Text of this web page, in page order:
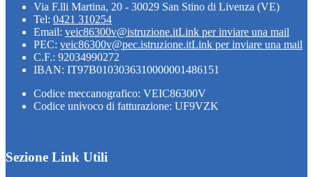
Via F.lli Martina, 20 - 30029 San Stino di Livenza (VE)
Tel: 0421 310254
Email: veic86300v@istruzione.itLink per inviare una mail
PEC: veic86300v@pec.istruzione.itLink per inviare una mail
C.F.: 92034990272
IBAN: IT97B0103036310000001486151
Codice meccanografico: VEIC86300V
Codice univoco di fatturazione: UF9VZK
Sezione Link Utili